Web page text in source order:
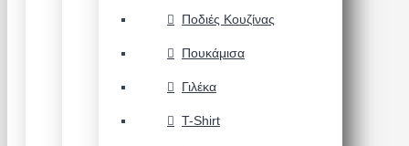
Ποδιές Κουζίνας
Πουκάμισα
Γιλέκα
T-Shirt